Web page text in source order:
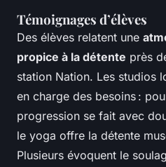
Témoignages d’élèves
Des élèves relatent une
propice à la détente près
station Nation. Les studios
en charge des besoins :
progression se fait avec
le yoga offre la détente
Plusieurs évoquent le